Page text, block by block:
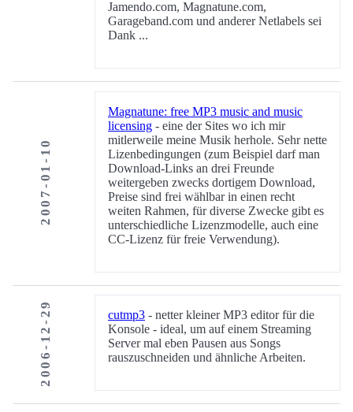
Jamendo.com, Magnatune.com,
Garageband.com und anderer Netlabels sei
Dank ...
2007-01-10
Magnatune: free MP3 music and music
licensing - eine der Sites wo ich mir
mitlerweile meine Musik herhole. Sehr nette
Lizenbedingungen (zum Beispiel darf man
Download-Links an drei Freunde
weitergeben zwecks dortigem Download,
Preise sind frei wählbar in einen recht
weiten Rahmen, für diverse Zwecke gibt es
unterschiedliche Lizenzmodelle, auch eine
CC-Lizenz für freie Verwendung).
2006-12-29 cutmp3 - netter kleiner MP3 editor für die
Konsole - ideal, um auf einem Streaming
Server mal eben Pausen aus Songs
rauszuschneiden und ähnliche Arbeiten.